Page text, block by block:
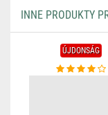
INNE PRODUKTY
ÚJDONSÁG